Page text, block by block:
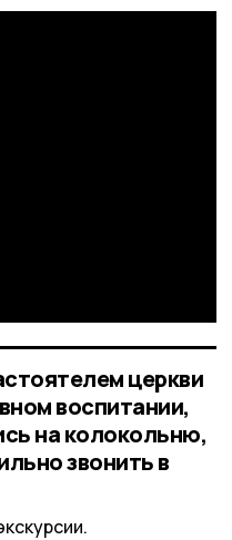
церкви
воспитании,
на колокольню,
звонить в